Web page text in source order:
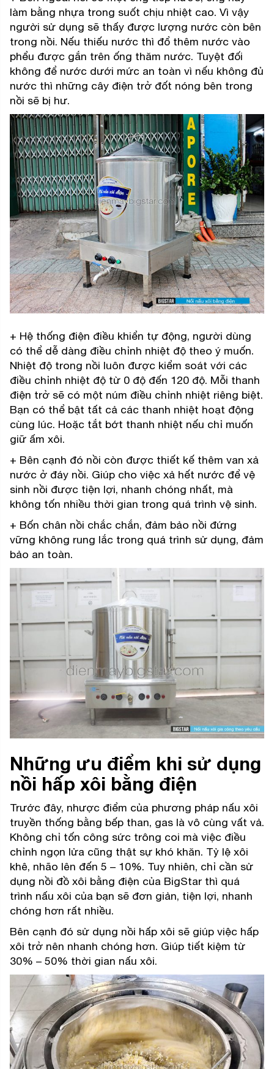
làm bằng nhựa trong suốt chịu nhiệt cao. Vì vậy
người sử dụng sẽ thấy được lượng nước còn bên
trong nồi. Nếu thiếu nước thì đổ thêm nước vào
phểu được gắn trên ống thăm nước. Tuyệt đối
không để nước dưới mức an toàn vì nếu không đủ
nước thì những cây điện trở đốt nóng bên trong
nồi sẽ bị hư.
+ Hệ thống điện điều khiển tự động, người dùng
có thể dễ dàng điều chỉnh nhiệt độ theo ý muốn.
Nhiệt độ trong nồi luôn được kiểm soát với các
điều chỉnh nhiệt độ từ 0 độ đến 120 độ. Mỗi thanh
điện trở sẽ có một núm điều chỉnh nhiệt riêng biệt.
Bạn có thể bật tất cả các thanh nhiệt hoạt động
cùng lúc. Hoặc tắt bớt thanh nhiệt nếu chỉ muốn
giữ ấm xôi.
+ Bên cạnh đó nồi còn được thiết kế thêm van xả
nước ở đáy nồi. Giúp cho việc xả hết nước để vệ
sinh nồi được tiện lợi, nhanh chóng nhất, mà
không tốn nhiều thời gian trong quá trình vệ sinh.
+ Bốn chân nồi chắc chắn, đảm bảo nồi đứng
vững không rung lắc trong quá trình sử dụng, đảm
bảo an toàn.
Những ưu điểm khi sử dụng
nồi hấp xôi bằng điện
Trước đây, nhược điểm của phương pháp nấu xôi
truyền thống bằng bếp than, gas là vô cùng vất vả.
Không chỉ tốn công sức trông coi mà việc điều
chỉnh ngọn lửa cũng thật sự khó khăn. Tỷ lệ xôi
khê, nhão lên đến 5 – 10%. Tuy nhiên, chỉ cần sử
dụng nồi đồ xôi bằng điện của BigStar thì quá
trình nấu xôi của bạn sẽ đơn giản, tiện lợi, nhanh
chóng hơn rất nhiều.
Bên cạnh đó sử dụng nồi hấp xôi sẽ giúp việc hấp
xôi trở nên nhanh chóng hơn. Giúp tiết kiệm từ
30% – 50% thời gian nấu xôi.